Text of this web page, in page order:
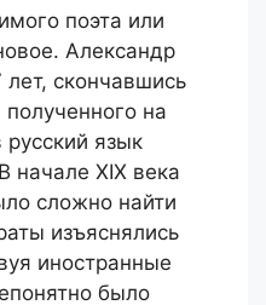
поэта или
Александр
скончавшись
на
язык
начале XIX века
сложно найти
изъяснялись
иностранные
было